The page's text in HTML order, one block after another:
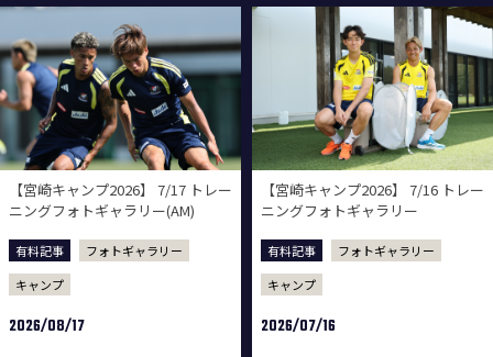
【宮崎キャンプ2026】 7/17 トレー
ニングフォトギャラリー(AM)
有料記事
フォトギャラリー
キャンプ
2026/08/17
【宮崎キャンプ2026】 7/16 トレー
ニングフォトギャラリー
有料記事
フォトギャラリー
キャンプ
2026/07/16